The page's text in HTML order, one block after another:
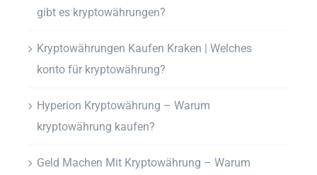
gibt es kryptowährungen?
Kryptowährungen Kaufen Kraken | Welches
konto für kryptowährung?
Hyperion Kryptowährung – Warum
kryptowährung kaufen?
Geld Machen Mit Kryptowährung – Warum